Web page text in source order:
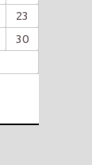
23
30